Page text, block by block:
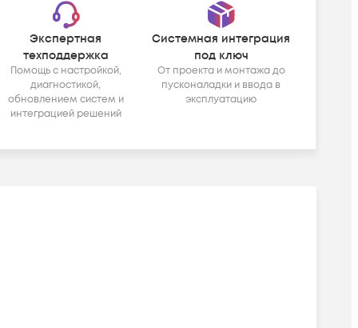
Экспертная
техподдержка
Помощь с настройкой,
диагностикой,
обновлением систем и
интеграцией решений
Системная интеграция
под ключ
От проекта и монтажа до
пусконаладки и ввода в
эксплуатацию